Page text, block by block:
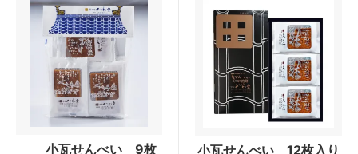
小瓦せんべい 9枚
小瓦せんべい 12枚入り